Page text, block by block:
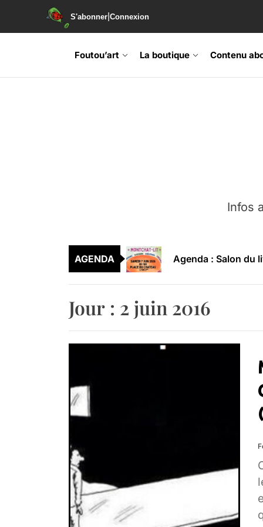
S'abonner Connexion
Foutou’art La boutique Contenu
Infos
AGENDA
Soirée de
Agenda : Salon du
Agenda :
Retrouvez-nous au
Jour : 2 juin 2016